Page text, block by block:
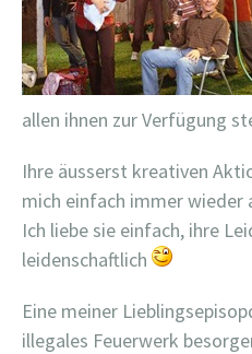
allen ihnen zur Verfügung
Ihre äusserst kreativen
mich einfach immer wieder
Ich liebe sie einfach, ihre
leidenschaftlich
Eine meiner
illegales Feuerwerk